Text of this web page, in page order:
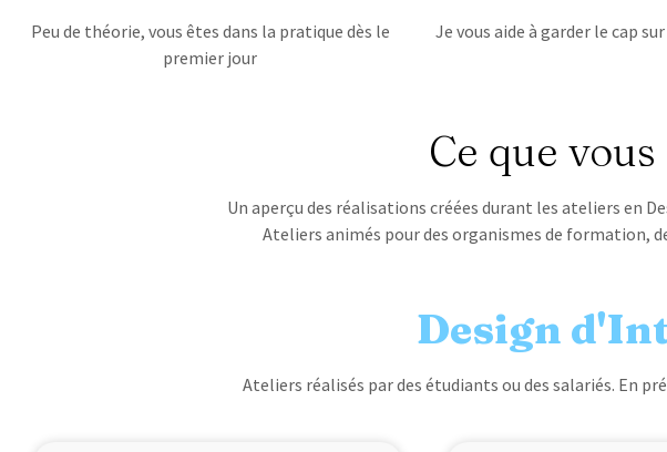
Peu de théorie, vous êtes dans la pratique dès le
premier jour
Je vous aide à garder le cap
Ce que
Un aperçu des réalisations créées durant les ateliers en
Ateliers animés pour des organismes de formation,
Design
Ateliers réalisés par des étudiants ou des salariés. En